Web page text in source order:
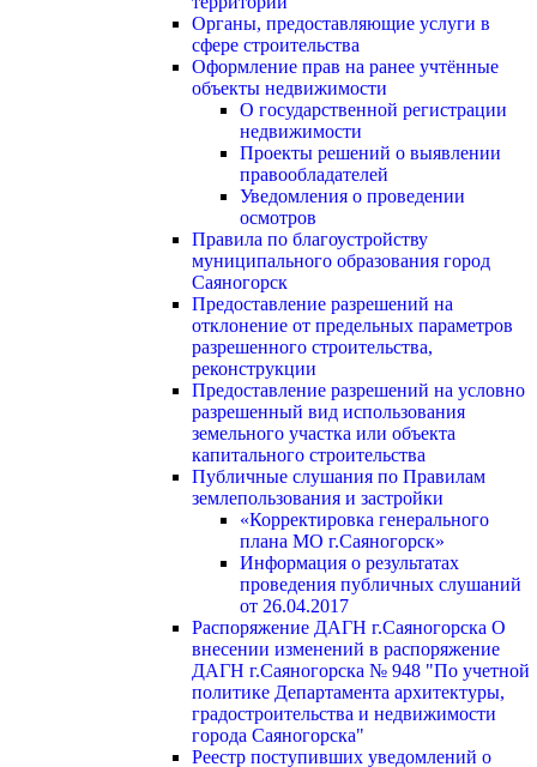
Органы, предоставляющие услуги в
сфере строительства
Оформление прав на ранее учтённые
объекты недвижимости
О государственной регистрации
недвижимости
Проекты решений о выявлении
правообладателей
Уведомления о проведении
осмотров
Правила по благоустройству
муниципального образования город
Саяногорск
Предоставление разрешений на
отклонение от предельных параметров
разрешенного строительства,
реконструкции
Предоставление разрешений на условно
разрешенный вид использования
земельного участка или объекта
капитального строительства
Публичные слушания по Правилам
землепользования и застройки
«Корректировка генерального
плана МО г.Саяногорск»
Информация о результатах
проведения публичных слушаний
от 26.04.2017
Распоряжение ДАГН г.Саяногорска О
внесении изменений в распоряжение
ДАГН г.Саяногорска № 948 "По учетной
политике Департамента архитектуры,
градостроительства и недвижимости
города Саяногорска"
Реестр поступивших уведомлений о